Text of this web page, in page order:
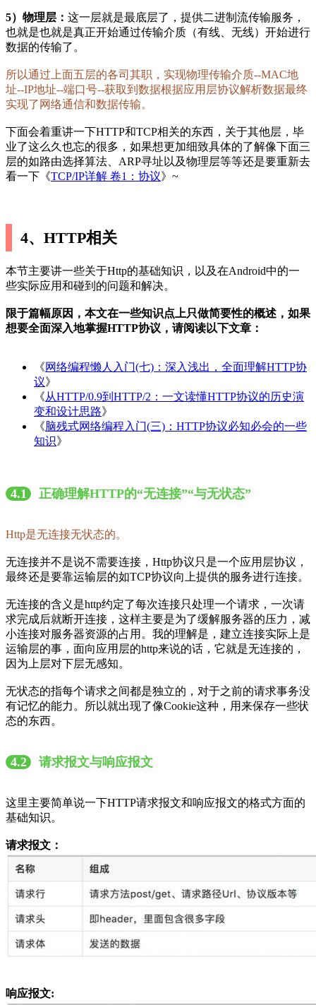
5）物理层： 这一层就是最底层了，提供二进制流传输服务，
也就是也就是真正开始通过传输介质（有线、无线）开始进行
数据的传输了。
所以通过上面五层的各司其职，实现物理传输介质--MAC地
址--IP地址--端口号--获取到数据根据应用层协议解析数据最终
实现了网络通信和数据传输。
下面会着重讲一下HTTP和TCP相关的东西，关于其他层，毕
业了这么久也忘的很多，如果想更加细致具体的了解像下面三
层的如路由选择算法、ARP寻址以及物理层等等还是要重新去
看一下《TCP/IP详解 卷1：协议》~
4、HTTP相关
本节主要讲一些关于Http的基础知识，以及在Android中的一
些实际应用和碰到的问题和解决。
限于篇幅原因，本文在一些知识点上只做简要性的概述，如果
想要全面深入地掌握HTTP协议，请阅读以下文章：
《网络编程懒人入门(七)：深入浅出，全面理解HTTP协
议》
《从HTTP/0.9到HTTP/2：一文读懂HTTP协议的历史演
变和设计思路》
《脑残式网络编程入门(三)：HTTP协议必知必会的一些
知识》
4.1 正确理解HTTP的“无连接”“与无状态”
Http是无连接无状态的。
无连接并不是说不需要连接，Http协议只是一个应用层协议，
最终还是要靠运输层的如TCP协议向上提供的服务进行连接。
无连接的含义是http约定了每次连接只处理一个请求，一次请
求完成后就断开连接，这样主要是为了缓解服务器的压力，减
小连接对服务器资源的占用。我的理解是，建立连接实际上是
运输层的事，面向应用层的http来说的话，它就是无连接的，
因为上层对下层无感知。
无状态的指每个请求之间都是独立的，对于之前的请求事务没
有记忆的能力。所以就出现了像Cookie这种，用来保存一些状
态的东西。
4.2 请求报文与响应报文
这里主要简单说一下HTTP请求报文和响应报文的格式方面的
基础知识。
请求报文：
响应报文: